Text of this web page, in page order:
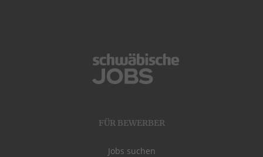
FÜR BEWERBER
Jobs suchen